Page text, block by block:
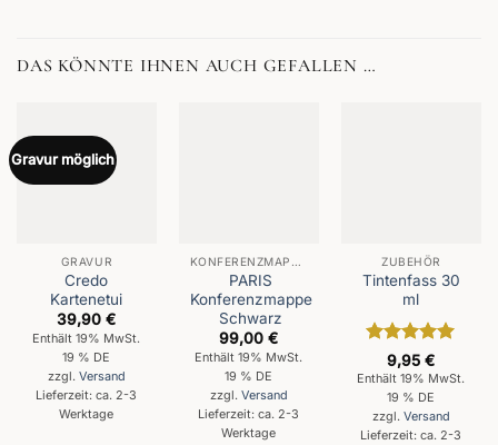
DAS KÖNNTE IHNEN AUCH GEFALLEN …
Gravur möglich
GRAVUR
Credo
Kartenetui
39,90€
Enthält 19% MwSt.
19 % DE
zzgl. Versand
Lieferzeit: ca. 2-3
Werktage
KONFERENZMAPPEN
PARIS
Konferenzmappe
Schwarz
99,00€
Enthält 19% MwSt.
19 % DE
zzgl. Versand
Lieferzeit: ca. 2-3
Werktage
ZUBEHÖR
Tintenfass 30
ml
Bewertet
mit5von
9,95€
Enthält 19% MwSt.
19 % DE
zzgl. Versand
Lieferzeit: ca. 2-3